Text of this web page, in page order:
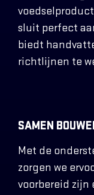
sluit perfect
biedt
richtlijnen te
SAMEN
Met de
zorgen we
voorbereid zijn